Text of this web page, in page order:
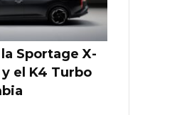
Sportage X-
y el K4 Turbo